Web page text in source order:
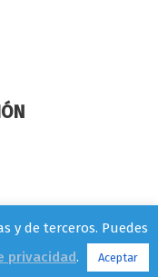
y de terceros. Puedes
privacidad. Aceptar